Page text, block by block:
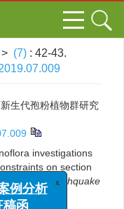
> (7) : 42-43.
生代孢粉植物群研究
investigations
on section
in Earthquake
例分析
函